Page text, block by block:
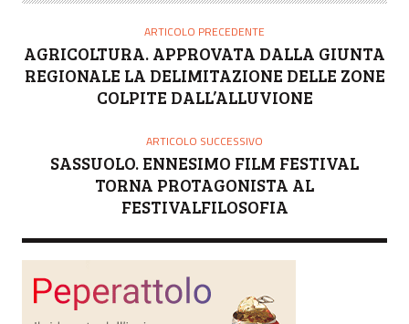
ARTICOLO PRECEDENTE
AGRICOLTURA. APPROVATA DALLA GIUNTA
REGIONALE LA DELIMITAZIONE DELLE ZONE
COLPITE DALL’ALLUVIONE
ARTICOLO SUCCESSIVO
SASSUOLO. ENNESIMO FILM FESTIVAL
TORNA PROTAGONISTA AL
FESTIVALFILOSOFIA